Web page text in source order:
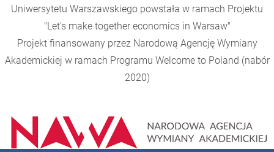
Uniwersytetu Warszawskiego powstała w ramach Projektu
"Let's make together economics in Warsaw"
Projekt finansowany przez Narodową Agencję Wymiany
Akademickiej w ramach Programu Welcome to Poland (nabór
2020)